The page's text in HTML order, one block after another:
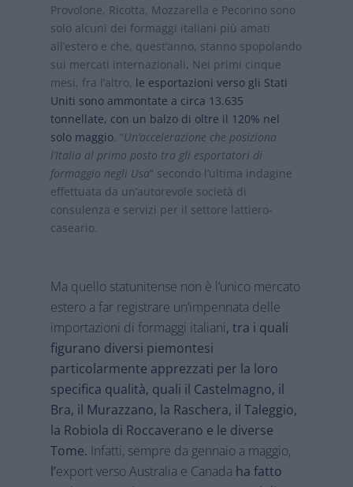
Provolone, Ricotta, Mozzarella e Pecorino sono
solo alcuni dei formaggi italiani più amati
all’estero e che, quest’anno, stanno spopolando
sui mercati internazionali. Nei primi cinque
mesi, fra l’altro, le esportazioni verso gli Stati
Uniti sono ammontate a circa 13.635
tonnellate, con un balzo di oltre il 120% nel
solo maggio . “Un’accelerazione che posiziona
l’Italia al primo posto tra gli esportatori di
formaggio negli Usa” secondo l’ultima indagine
effettuata da un’autorevole società di
consulenza e servizi per il settore lattiero-
caseario.
Ma quello statunitense non è l’unico mercato
estero a far registrare un’impennata delle
importazioni di formaggi italiani, tra i quali
figurano diversi piemontesi
particolarmente apprezzati per la loro
specifica qualità, quali il Castelmagno, il
Bra, il Murazzano, la Raschera, il Taleggio,
la Robiola di Roccaverano e le diverse
Tome. Infatti, sempre da gennaio a maggio,
l’export verso Australia e Canada ha fatto